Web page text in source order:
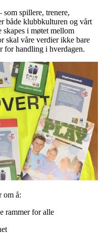
spillere, trenere,
både klubbkulturen og vårt
i møtet mellom
skal våre verdier ikke bare
for handling i hverdagen.
om å:
rammer for alle